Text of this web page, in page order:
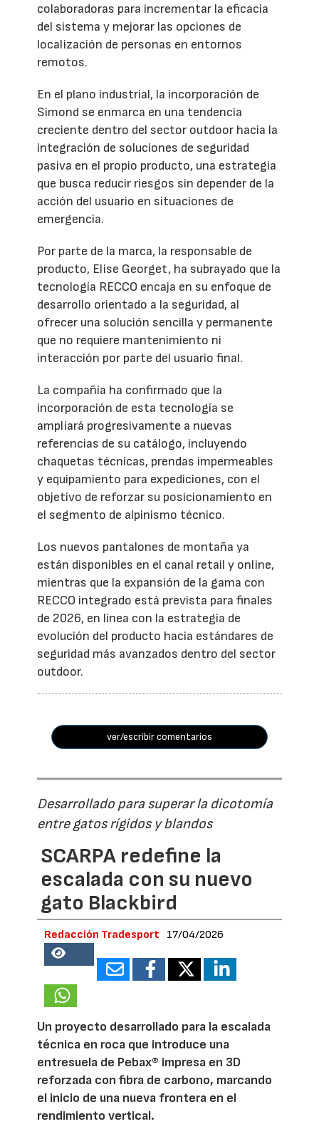
colaboradoras para incrementar la eficacia
del sistema y mejorar las opciones de
localización de personas en entornos
remotos.
En el plano industrial, la incorporación de
Simond se enmarca en una tendencia
creciente dentro del sector outdoor hacia la
integración de soluciones de seguridad
pasiva en el propio producto, una estrategia
que busca reducir riesgos sin depender de la
acción del usuario en situaciones de
emergencia.
Por parte de la marca, la responsable de
producto, Elise Georget, ha subrayado que la
tecnología RECCO encaja en su enfoque de
desarrollo orientado a la seguridad, al
ofrecer una solución sencilla y permanente
que no requiere mantenimiento ni
interacción por parte del usuario final.
La compañía ha confirmado que la
incorporación de esta tecnología se
ampliará progresivamente a nuevas
referencias de su catálogo, incluyendo
chaquetas técnicas, prendas impermeables
y equipamiento para expediciones, con el
objetivo de reforzar su posicionamiento en
el segmento de alpinismo técnico.
Los nuevos pantalones de montaña ya
están disponibles en el canal retail y online,
mientras que la expansión de la gama con
RECCO integrado está prevista para finales
de 2026, en línea con la estrategia de
evolución del producto hacia estándares de
seguridad más avanzados dentro del sector
outdoor.
ver/escribir comentarios
Desarrollado para superar la dicotomía
entre gatos rígidos y blandos
SCARPA redefine la
escalada con su nuevo
gato Blackbird
Redacción Tradesport 17/04/2026
18903
Un proyecto desarrollado para la escalada
técnica en roca que introduce una
entresuela de Pebax® impresa en 3D
reforzada con fibra de carbono, marcando
el inicio de una nueva frontera en el
rendimiento vertical.